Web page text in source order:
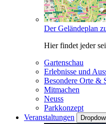
Der Geländeplan
Hier findet jeder
Gartenschau
Erlebnisse und
Besondere Orte &
Mitmachen
Neuss
Parkkonzept
Veranstaltungen